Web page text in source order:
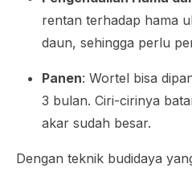
rentan terhadap hama
daun, sehingga perlu
Panen: Wortel bisa
3 bulan. Ciri-cirinya
akar sudah besar.
Dengan teknik budidaya